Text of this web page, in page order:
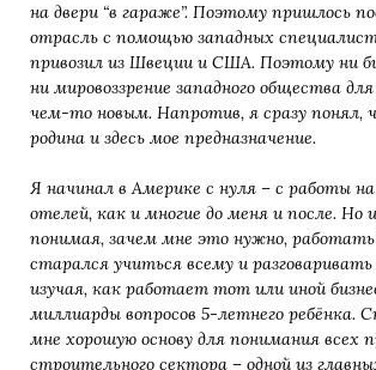
на двери “в гараже”. Поэтому пришлось
отрасль с помощью западных
привозил из Швеции и США. Поэтому ни
ни мировоззрение западного общества
чем-то новым. Напротив, я сразу понял,
родина и здесь мое предназначение.
Я начинал в Америке с нуля – с работы
отелей, как и многие до меня и после. Но
понимая, зачем мне это нужно, работать
старался учиться всему и
изучая, как работает тот или иной
миллиарды вопросов 5-летнего ребёнка.
мне хорошую основу для понимания всех
строительного сектора – одной из